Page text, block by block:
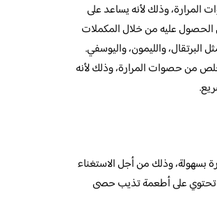
المرارة، وذلك لأنه يساعد على
الحصول عليه من خلال المكملات
البرتقال، والليمون، واليوسفي.
من حصوات المرارة، وذلك لأنه
بسهولة، وذلك من أجل الاستغناء
تحتوي على أطعمة تذيب حصى